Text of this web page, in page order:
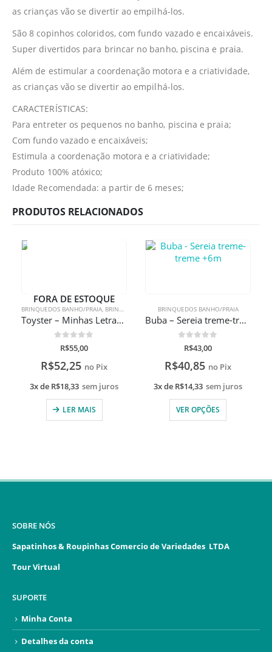
as crianças vão se divertir ao empilhá-los.
São 8 copinhos coloridos, com fundo vazado e encaixáveis.
Super divertidos para brincar no banho, piscina e praia.
Além de estimular a coordenação motora e a criatividade,
as crianças vão se divertir ao empilhá-los.
CARACTERÍSTICAS:
Para entreter os pequenos no banho, piscina e praia;
Com fundo vazado e encaixáveis;
Estimula a coordenação motora e a criatividade;
Produto 100% atóxico;
Idade Recomendada: a partir de 6 meses;
PRODUTOS RELACIONADOS
FORA DE ESTOQUE
BRINQUEDOS BANHO/PRAIA, BRINQUEDOS EDUCATIVOS
Toyster – Minhas Letras E Números
de 5
R$55,00
R$52,25 no Pix
3x de R$18,33 sem juros
LER MAIS
BRINQUEDOS BANHO/PRAIA
Buba – Sereia treme-treme +6m
de 5
R$43,00
R$40,85 no Pix
3x de R$14,33 sem juros
VER OPÇÕES
SOBRE NÓS
Sapatinhos & Roupinhas Comercio de Variedades LTDA
Tour Virtual
SUPORTE
Minha Conta
Detalhes da conta